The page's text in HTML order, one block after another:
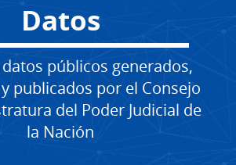
Datos
públicos generados,
publicados por el Consejo
del Poder Judicial de
la Nación